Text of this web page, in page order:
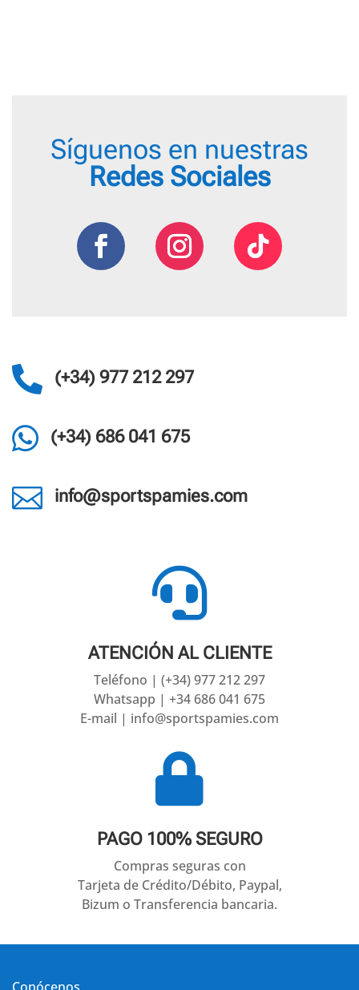
Síguenos en nuestras
Redes Sociales
 (+34) 977 212 297
 (+34) 686 041 675
 info@sportspamies.com

ATENCIÓN AL CLIENTE
Teléfono | (+34) 977 212 297
Whatsapp | +34 686 041 675
E-mail | info@sportspamies.com

PAGO 100% SEGURO
Compras seguras con
Tarjeta de Crédito/Débito, Paypal,
Bizum o Transferencia bancaria.